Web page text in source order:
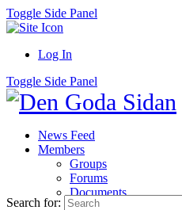
Toggle Side Panel
Log In
Toggle Side Panel
News Feed
Members
Groups
Forums
Documents
Search for: